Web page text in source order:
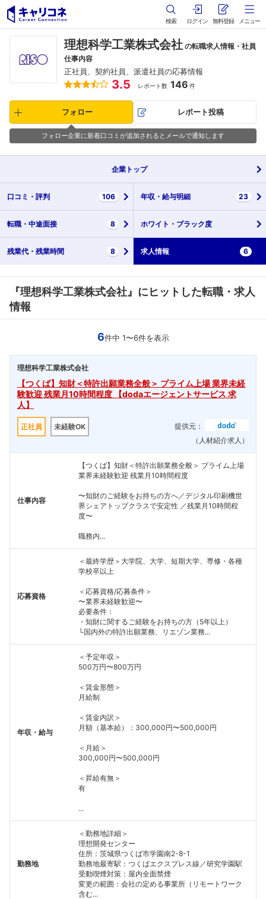
検索 ログイン 無料登録 メニュー
理想科学工業株式会社 の転職求人情報・社員
仕事内容
正社員、契約社員、派遣社員の応募情報
3.5 レポート数 146 件
フォロー レポート投稿
フォロー企業に新着口コミが追加されるとメールで通知します
企業 トップ
口コミ・ 評判 106 年収・ 給与明細 23
転職・ 中途面接 8 ホワイト・ ブラック度
残業代・ 残業時間 8 求人情報 6
『理想科学工業株式会社』にヒットした転職・求人
情報
6件中 1〜6件を表示
理想科学工業株式会社
【つくば】知財＜特許出願業務全般＞ プライム上場 業界未経
験歓迎 残業月10時間程度 【dodaエージェントサービス 求
人】
正社員 未経験OK
提供元：
（人材紹介求人）
仕事内容
【つくば】知財＜特許出願業務全般＞ プライム上場
業界未経験歓迎 残業月10時間程度
〜知財のご経験をお持ちの方へ／デジタル印刷機世
界シェアトップクラスで安定性 ／残業月10時間程
度〜
職務内...
応募資格
＜最終学歴＞大学院、大学、短期大学、専修・各種
学校卒以上
＜応募資格/応募条件＞
〜業界未経験歓迎〜
必要条件：
・知財に関するご経験をお持ちの方（5年以上）
└国内外の特許出願業務、リエゾン業務...
年収・給与
＜予定年収＞
500万円〜800万円
＜賃金形態＞
月給制
＜賃金内訳＞
月額（基本給）：300,000円〜500,000円
＜月給＞
300,000円〜500,000円
＜昇給有無＞
有
...
勤務地
＜勤務地詳細＞
理想開発センター
住所：茨城県つくば市学園南2-8-1
勤務地最寄駅：つくばエクスプレス線／研究学園駅
受動喫煙対策：屋内全面禁煙
変更の範囲：会社の定める事業所（リモートワーク
含む...